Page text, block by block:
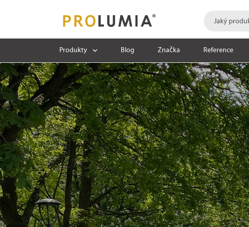
Produkty Blog Značka Reference